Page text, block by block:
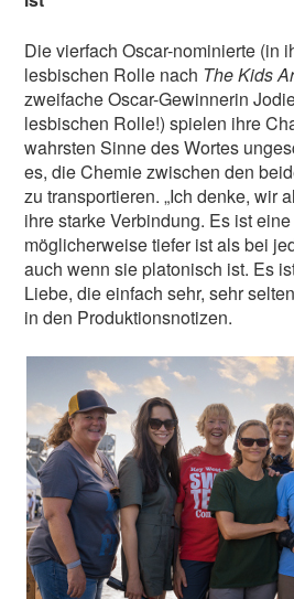
Die vierfach Oscar-nominierte (in
lesbischen Rolle nach The Kids
zweifache Oscar-Gewinnerin
lesbischen Rolle!) spielen ihre
wahrsten Sinne des Wortes
es, die Chemie zwischen den
zu transportieren. „Ich denke, wir
ihre starke Verbindung. Es ist
möglicherweise tiefer ist als bei
auch wenn sie platonisch ist. Es
Liebe, die einfach sehr, sehr
in den Produktionsnotizen.